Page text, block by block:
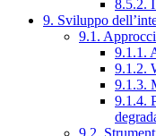
8.5.2.
9. Sviluppo
9.1.
9.1.1.
9.1.2.
9.1.3.
9.1.4.
9.2.